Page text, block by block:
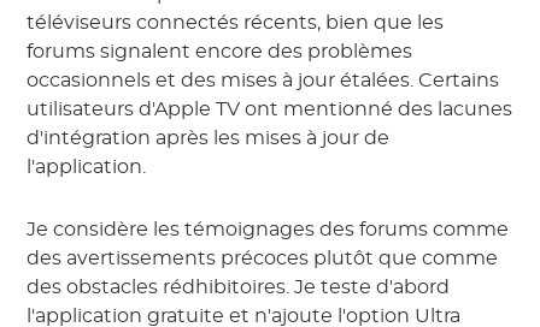
téléviseurs connectés récents, bien que les
forums signalent encore des problèmes
occasionnels et des mises à jour étalées. Certains
utilisateurs d'Apple TV ont mentionné des lacunes
d'intégration après les mises à jour de
l'application.
Je considère les témoignages des forums comme
des avertissements précoces plutôt que comme
des obstacles rédhibitoires. Je teste d'abord
l'application gratuite et n'ajoute l'option Ultra